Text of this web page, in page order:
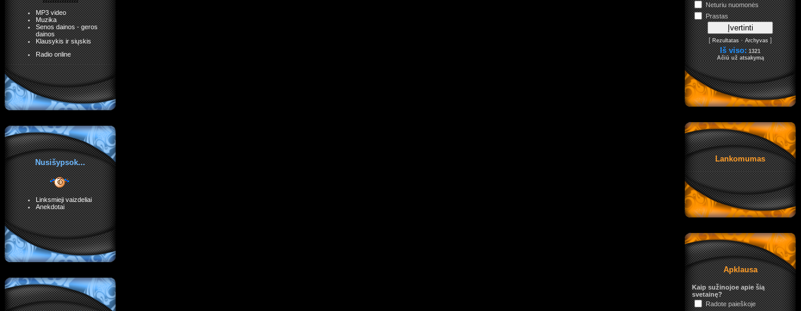
MP3 video
Muzika
Senos dainos - geros
dainos
Klausykis ir siųskis
Radio online
Nusišypsok...
Linksmieji vaizdeliai
Anekdotai
Neturiu nuomonės
Prastas
[Rezultatas·Archyvas]
Iš viso: 1321
Ačiū už atsakymą
Lankomumas
Apklausa
Kaip sužinojoe apie šią
svetainę?
Radote paieškoje